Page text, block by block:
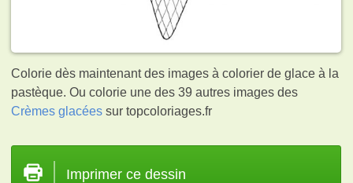
Colorie dès maintenant des images à colorier de glace à la
pastèque. Ou colorie une des 39 autres images des
Crèmes glacées sur topcoloriages.fr
Imprimer ce dessin